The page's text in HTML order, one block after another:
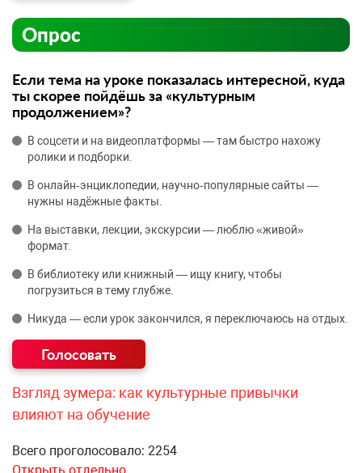
Опрос
Если тема на уроке показалась интересной, куда
ты скорее пойдёшь за «культурным
продолжением»?
В соцсети и на видеоплатформы — там быстро нахожу
ролики и подборки.
В онлайн‑энциклопедии, научно‑популярные сайты —
нужны надёжные факты.
На выставки, лекции, экскурсии — люблю «живой»
формат.
В библиотеку или книжный — ищу книгу, чтобы
погрузиться в тему глубже.
Никуда — если урок закончился, я переключаюсь на отдых.
Взгляд зумера: как культурные привычки
влияют на обучение
Всего проголосовало: 2254